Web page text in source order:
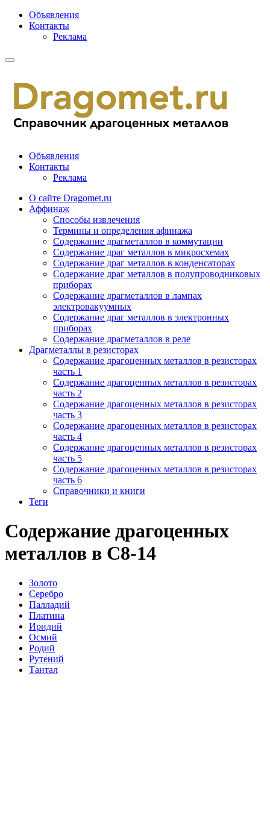
Объявления
Контакты
Реклама
Объявления
Контакты
Реклама
О сайте Dragomet.ru
Аффинаж
Способы извлечения
Термины и определения афинажа
Содержание драгметаллов в коммутации
Содержание драг металлов в микросхемах
Содержание драг металлов в конденсаторах
Содержание драг металлов в полупроводниковых
приборах
Содержание драгметаллов в лампах
электровакуумных
Содержание драг металлов в электронных
приборах
Содержание драгметаллов в реле
Драгметаллы в резисторах
Содержание драгоценных металлов в резисторах
часть 1
Содержание драгоценных металлов в резисторах
часть 2
Содержание драгоценных металлов в резисторах
часть 3
Содержание драгоценных металлов в резисторах
часть 4
Содержание драгоценных металлов в резисторах
часть 5
Содержание драгоценных металлов в резисторах
часть 6
Справочники и книги
Теги
Содержание драгоценных
металлов в С8-14
Золото
Серебро
Палладий
Платина
Иридий
Осмий
Родий
Рутений
Тантал